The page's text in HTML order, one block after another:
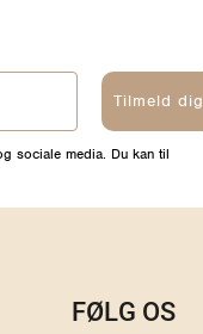
Tilmeld dig
sociale media. Du kan til
FØLG OS